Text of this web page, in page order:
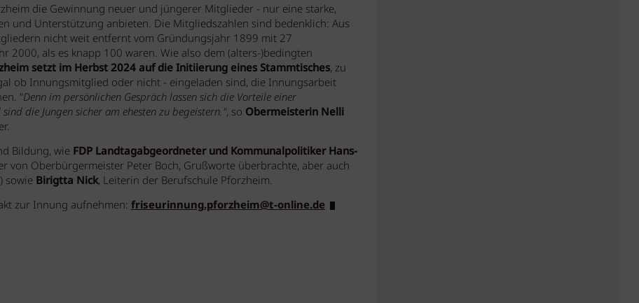
die Gewinnung neuer und jüngerer Mitglieder - nur eine starke,
und Unterstützung anbieten. Die Mitgliedszahlen sind bedenklich: Aus
nicht weit entfernt vom Gründungsjahr 1899 mit 27
2000, als es knapp 100 waren. Wie also dem (alters-)bedingten
setzt im Herbst 2024 auf die Initiierung eines Stammtisches, zu
ob Innungsmitglied oder nicht - eingeladen sind, die Innungsarbeit
"Denn im persönlichen Gespräch lassen sich die Vorteile einer
die Jungen sicher am ehesten zu begeistern.", so Obermeisterin Nelli
Bildung, wie FDP Landtagabgeordneter und Kommunalpolitiker Hans-
von Oberbürgermeister Peter Boch, Grußworte überbrachte, aber auch
sowie Birigtta Nick, Leiterin der Berufschule Pforzheim.
zur Innung aufnehmen: friseurinnung.pforzheim@t-online.de